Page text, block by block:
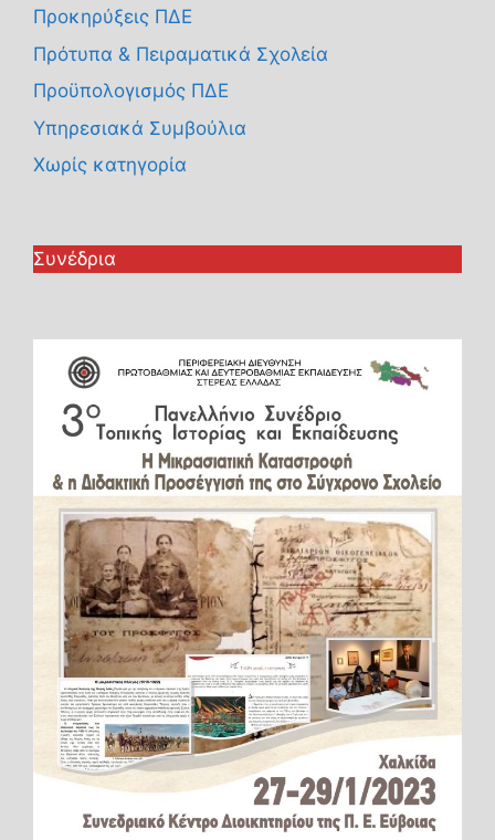
Προκηρύξεις ΠΔΕ
Πρότυπα & Πειραματικά Σχολεία
Προϋπολογισμός ΠΔΕ
Υπηρεσιακά Συμβούλια
Χωρίς κατηγορία
Συνέδρια